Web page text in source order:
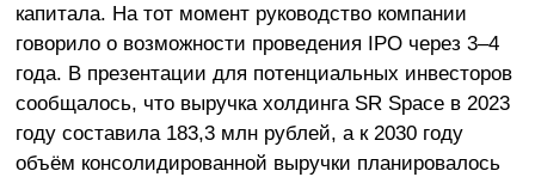
капитала. На тот момент руководство компании
говорило о возможности проведения IPO через 3–4
года. В презентации для потенциальных инвесторов
сообщалось, что выручка холдинга SR Space в 2023
году составила 183,3 млн рублей, а к 2030 году
объём консолидированной выручки планировалось